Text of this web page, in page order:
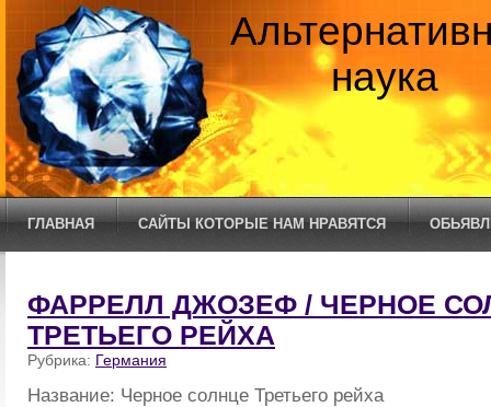
наука
ГЛАВНАЯ САЙТЫ КОТОРЫЕ НАМ НРАВЯТСЯ
ФАРРЕЛЛ ДЖОЗЕФ / ЧЕРНОЕ
ТРЕТЬЕГО РЕЙХА
Рубрика: Германия
Название: Черное солнце Третьего рейха